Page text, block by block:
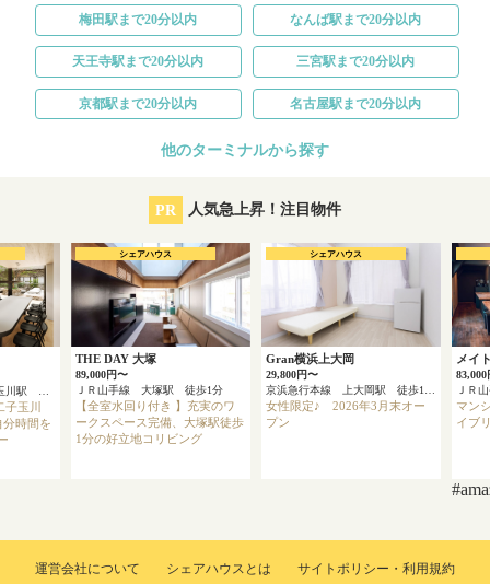
梅田駅まで20分以内 なんば駅まで20分以内
天王寺駅まで20分以内 三宮駅まで20分以内
京都駅まで20分以内 名古屋駅まで20分以内
他のターミナルから探す
PR 人気急上昇！注目物件
東急田園都市線 二子玉川駅 徒歩8分
玉川
時間を
THE DAY 大塚
89,000円〜
ＪＲ山手線 大塚駅 徒歩1分
【全室水回り付き 】充実のワ
ークスペース完備、大塚駅徒歩
1分の好立地コリビング
シェアハウス
Gran横浜上大岡
29,800円〜
京浜急行本線 上大岡駅 徒歩13分
女性限定♪ 2026年3月末オー
プン
シェアハウス
メイ
83,000
ＪＲ
マン
イブ
運営会社について シェアハウスとは
サイトポリシー・利用規約